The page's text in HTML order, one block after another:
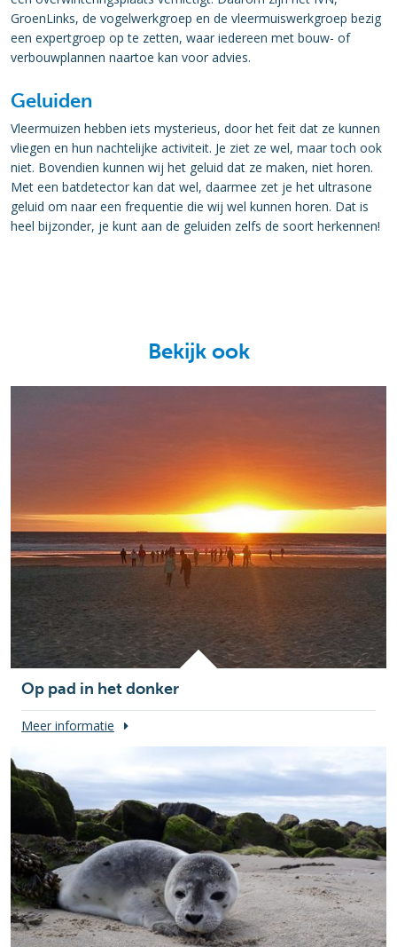
GroenLinks, de vogelwerkgroep en de vleermuiswerkgroep bezig
een expertgroep op te zetten, waar iedereen met bouw- of
verbouwplannen naartoe kan voor advies.
Geluiden
Vleermuizen hebben iets mysterieus, door het feit dat ze kunnen
vliegen en hun nachtelijke activiteit. Je ziet ze wel, maar toch ook
niet. Bovendien kunnen wij het geluid dat ze maken, niet horen.
Met een batdetector kan dat wel, daarmee zet je het ultrasone
geluid om naar een frequentie die wij wel kunnen horen. Dat is
heel bijzonder, je kunt aan de geluiden zelfs de soort herkennen!
Bekijk ook
Op pad in het donker
Meer informatie